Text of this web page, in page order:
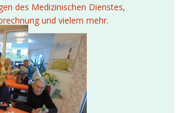
des Medizinischen Dienstes,
und vielem mehr.